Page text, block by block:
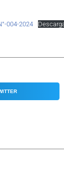
004-2024